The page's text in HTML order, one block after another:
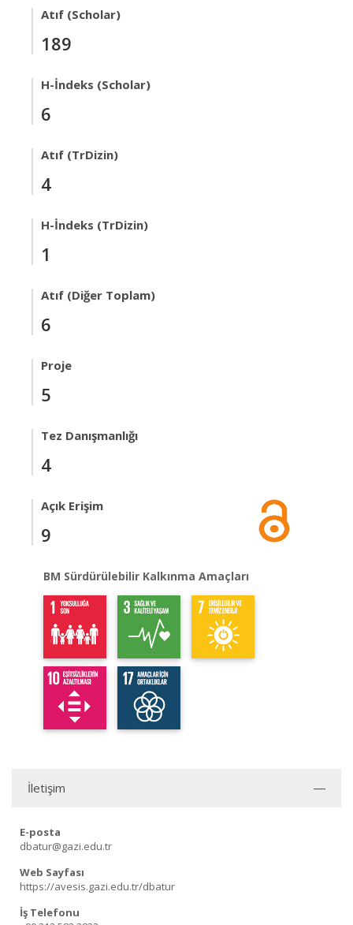
Atıf (Scholar)
189
H-İndeks (Scholar)
6
Atıf (TrDizin)
4
H-İndeks (TrDizin)
1
Atıf (Diğer Toplam)
6
Proje
5
Tez Danışmanlığı
4
Açık Erişim
9
BM Sürdürülebilir Kalkınma Amaçları
İletişim
E-posta
dbatur@gazi.edu.tr
Web Sayfası
https://avesis.gazi.edu.tr/dbatur
İş Telefonu